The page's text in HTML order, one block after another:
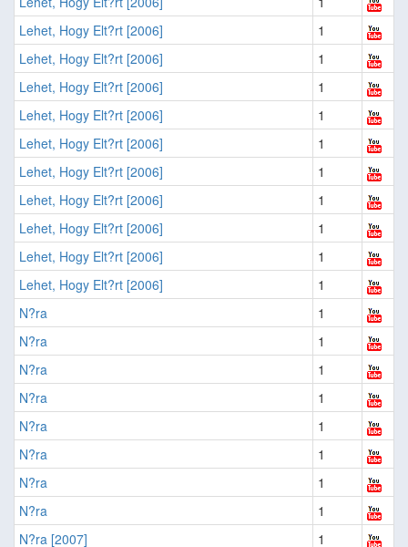
Lehet, Hogy Elt?rt [2006]
1
Lehet, Hogy Elt?rt [2006]
1
Lehet, Hogy Elt?rt [2006]
1
Lehet, Hogy Elt?rt [2006]
1
Lehet, Hogy Elt?rt [2006]
1
Lehet, Hogy Elt?rt [2006]
1
Lehet, Hogy Elt?rt [2006]
1
Lehet, Hogy Elt?rt [2006]
1
Lehet, Hogy Elt?rt [2006]
1
Lehet, Hogy Elt?rt [2006]
1
N?ra
1
N?ra
1
N?ra
1
N?ra
1
N?ra
1
N?ra
1
N?ra
1
N?ra
1
N?ra [2007]
1